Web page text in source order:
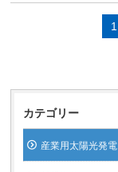
1
カテゴリー
産業用太陽光発電